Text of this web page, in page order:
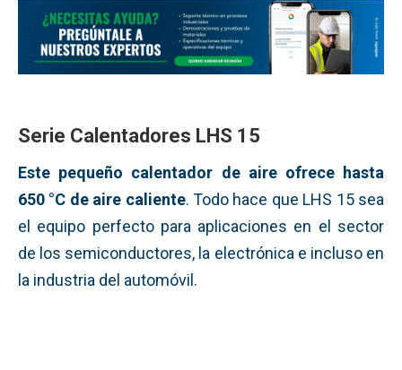
Serie Calentadores LHS 15
Este pequeño calentador de aire ofrece hasta
650 °C de aire caliente. Todo hace que LHS 15 sea
el equipo perfecto para aplicaciones en el sector
de los semiconductores, la electrónica e incluso en
la industria del automóvil.